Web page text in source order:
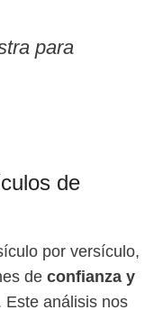
para
de
por versículo,
de confianza y
Este análisis nos